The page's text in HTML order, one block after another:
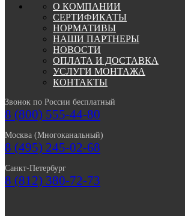
О КОМПАНИИ
СЕРТИФИКАТЫ
НОРМАТИВЫ
НАШИ ПАРТНЕРЫ
НОВОСТИ
ОПЛАТА И ДОСТАВКА
УСЛУГИ МОНТАЖА
КОНТАКТЫ
Звонок по России бесплатный
8 (800) 555-44-80
Москва (Многоканальный)
8 (495) 245-02-68
Санкт-Петербург
8 (812) 380-72-73